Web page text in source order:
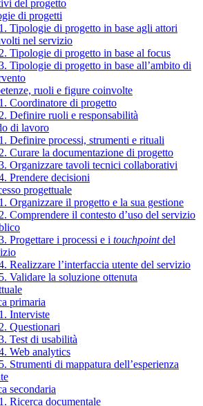
del progetto
di progetti
Tipologie di progetto in base agli attori
nel servizio
Tipologie di progetto in base al focus
Tipologie di progetto in base all’ambito di
ruoli e figure coinvolte
Coordinatore di progetto
Definire ruoli e responsabilità
di lavoro
Definire processi, strumenti e rituali
Curare la documentazione di progetto
Organizzare tavoli tecnici collaborativi
Prendere decisioni
progettuale
Organizzare il progetto e la sua gestione
Comprendere il contesto d’uso del servizio
Progettare i processi e i touchpointdel
Realizzare l’interfaccia utente del servizio
Validare la soluzione ottenuta
primaria
Interviste
Questionari
Test di usabilità
Web analytics
Strumenti di mappatura dell’esperienza
secondaria
Ricerca documentale